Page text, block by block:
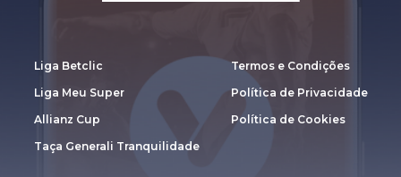
Liga Betclic
Liga Meu Super
Allianz Cup
Taça Generali Tranquilidade
Termos e Condições
Política de Privacidade
Política de Cookies